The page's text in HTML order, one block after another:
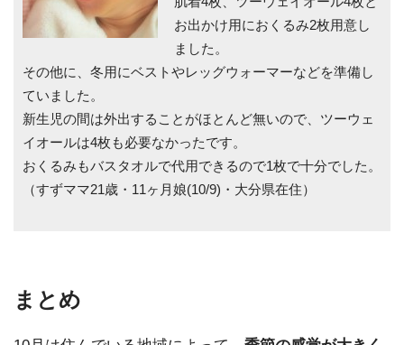
お出かけ用におくるみ2枚用意し
ました。
その他に、冬用にベストやレッグウォーマーなどを準備し
ていました。
新生児の間は外出することがほとんど無いので、ツーウェ
イオールは4枚も必要なかったです。
おくるみもバスタオルで代用できるので1枚で十分でした。
（すずママ21歳・11ヶ月娘(10/9)・大分県在住）
まとめ